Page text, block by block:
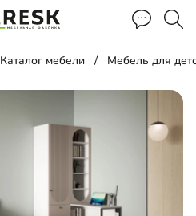
Каталог мебели Мебель для